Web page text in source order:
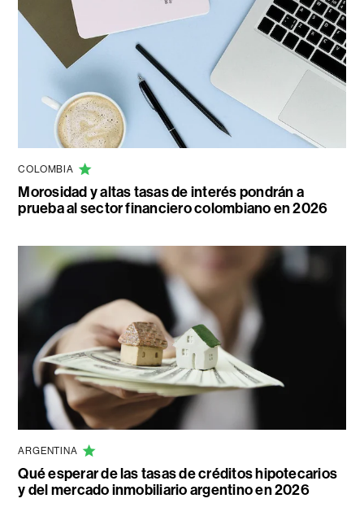
COLOMBIA
Morosidad y altas tasas de interés pondrán a
prueba al sector financiero colombiano en 2026
ARGENTINA
Qué esperar de las tasas de créditos hipotecarios
y del mercado inmobiliario argentino en 2026